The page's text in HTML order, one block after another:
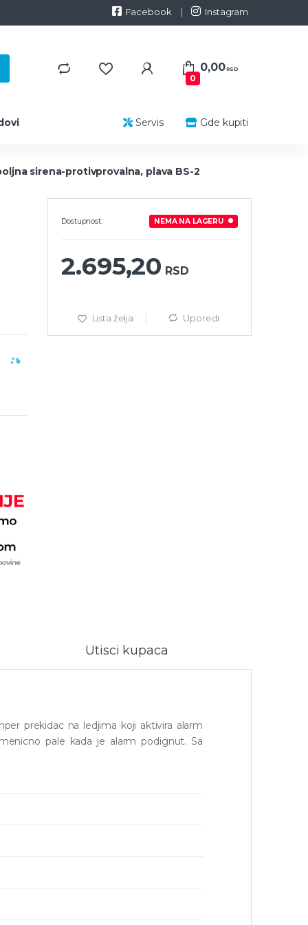
Facebook Instagram
0
0,00RSD
Gde kupiti
Servis
sirena-protivprovalna, plava BS-2
Dostupnost: NEMA NA LAGERU
2.695,20 RSD
Lista želja Uporedi
Utisci kupaca
prekidac na ledjima koji aktivira alarm
pale kada je alarm podignut. Sa